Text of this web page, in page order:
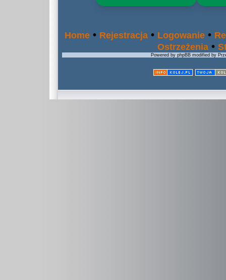
Home • Rejestracja • Logowanie •
Ostrzeżenia •
Powered by phpBB modified by